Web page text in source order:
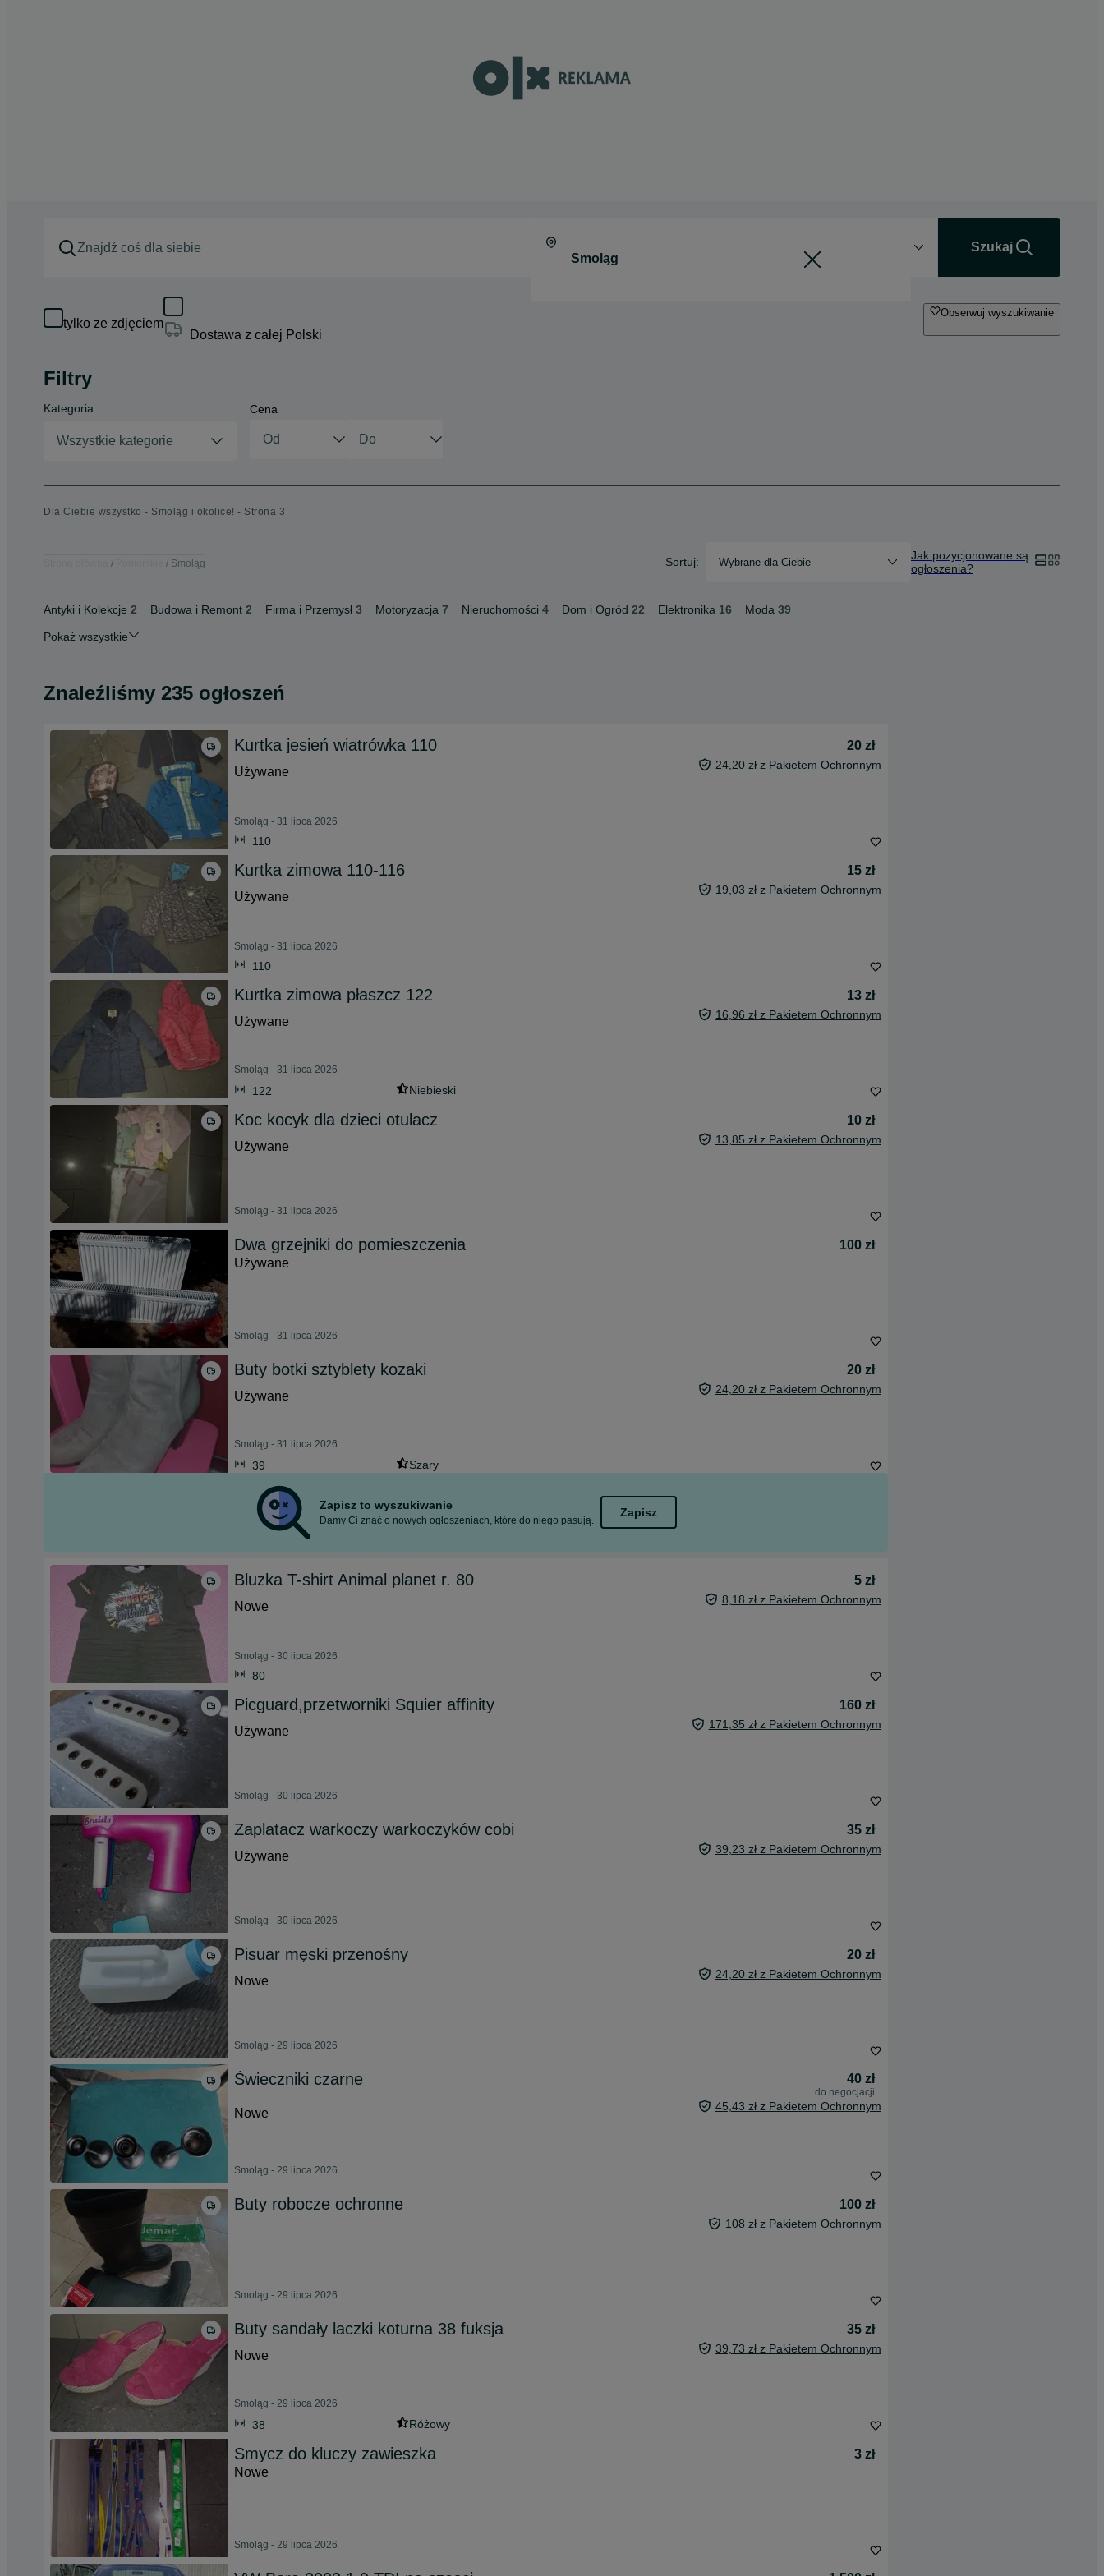
Szukaj
tylko ze zdjęciem
Dostawa z całej Polski
Obserwuj wyszukiwanie
Filtry
Kategoria
Wszystkie kategorie
Cena
Dla Ciebie wszystko - Smoląg i okolice! - Strona 3
Smoląg Sortuj: Wybrane dla Ciebie
Jak pozycjonowane są
ogłoszenia?
Antyki i Kolekcje 2 Budowa i Remont 2 Firma i Przemysł 3 Motoryzacja 7 Nieruchomości 4 Dom i Ogród 22 Elektronika 16 Moda 39
Pokaż wszystkie
Znaleźliśmy 235 ogłoszeń
Kurtka jesień wiatrówka 110
20 zł
Używane
24,20 zł z Pakietem Ochronnym
Smoląg - 31 lipca 2026
110
Kurtka zimowa 110-116
15 zł
Używane
19,03 zł z Pakietem Ochronnym
Smoląg - 31 lipca 2026
110
Kurtka zimowa płaszcz 122
13 zł
Używane
16,96 zł z Pakietem Ochronnym
Smoląg - 31 lipca 2026
122 Niebieski
Koc kocyk dla dzieci otulacz
10 zł
Używane
13,85 zł z Pakietem Ochronnym
Smoląg - 31 lipca 2026
Dwa grzejniki do pomieszczenia
100 zł
Używane
Smoląg - 31 lipca 2026
Buty botki sztyblety kozaki
20 zł
Używane
24,20 zł z Pakietem Ochronnym
Smoląg - 31 lipca 2026
39 Szary
Zapisz to wyszukiwanie
Damy Ci znać o nowych ogłoszeniach, które do niego pasują.
Zapisz
Bluzka T-shirt Animal planet r. 80
5 zł
Nowe
8,18 zł z Pakietem Ochronnym
Smoląg - 30 lipca 2026
80
Picguard,przetworniki Squier affinity
160 zł
Używane
171,35 zł z Pakietem Ochronnym
Smoląg - 30 lipca 2026
Zaplatacz warkoczy warkoczyków cobi
35 zł
Używane
39,23 zł z Pakietem Ochronnym
Smoląg - 30 lipca 2026
Pisuar męski przenośny
20 zł
Nowe
24,20 zł z Pakietem Ochronnym
Smoląg - 29 lipca 2026
Świeczniki czarne 40 zł
do negocjacji
Nowe 45,43 zł z Pakietem Ochronnym
Smoląg - 29 lipca 2026
Buty robocze ochronne 100 zł
108 zł z Pakietem Ochronnym
Smoląg - 29 lipca 2026
Buty sandały laczki koturna 38 fuksja
35 zł
Nowe
39,73 zł z Pakietem Ochronnym
Smoląg - 29 lipca 2026
38 Różowy
Smycz do kluczy zawieszka
3 zł
Nowe
Smoląg - 29 lipca 2026